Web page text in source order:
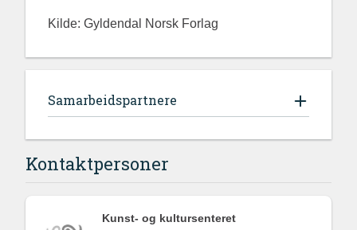
Kilde: Gyldendal Norsk Forlag
Samarbeidspartnere
Kontaktpersoner
Kunst- og kultursenteret